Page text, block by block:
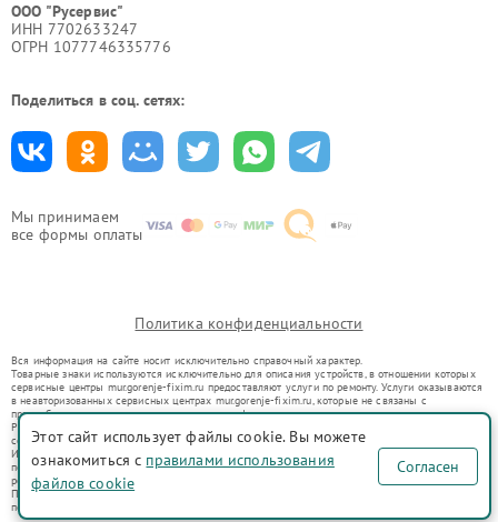
Мы принимаем
все формы оплаты
ООО "Русервис"
ИНН 7702633247
ОГРН 1077746335776
Поделиться в соц. сетях:
Политика конфиденциальности
Вся информация на сайте носит исключительно справочный характер.
Товарные знаки используются исключительно для описания устройств, в отношении которых
сервисные центры mur.gorenje-fixim.ru предоставляют услуги по ремонту. Услуги оказываются
в неавторизованных сервисных центрах mur.gorenje-fixim.ru, которые не связаны с
правообладателями товарных знаков или их официальными представителями.
Ремонт осуществляется для устройств, уже введенных в гражданский оборот в соответствии
со статьей 1487 ГК РФ.
Использование товарных знаков не преследует цели индивидуализации услуг или введения
потребителей в заблуждение, а служит для информирования о предоставляемых услугах по
ремонту техники указанных брендов.
Представленная на сайте информация не является публичной офертой, определяемой
положениями Статьи 437(2) Гражданского кодекса РФ
Этот сайт использует файлы cookie. Вы можете
ознакомиться с правилами использования
файлов cookie
Согласен